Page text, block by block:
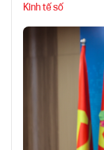
Kinh tế số